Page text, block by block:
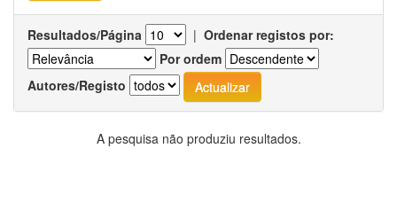
Resultados/Página | Ordenar registos por:
Por ordem
Autores/Registo
A pesquisa não produziu resultados.